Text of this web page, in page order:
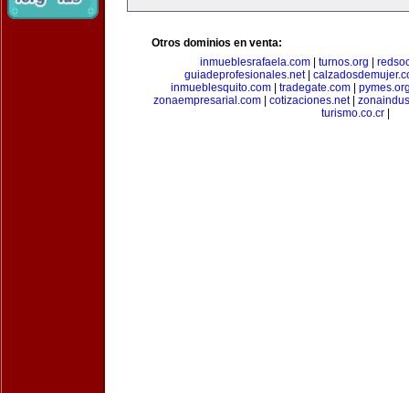
Otros dominios en venta:
inmueblesrafaela.com
turnos.org
guiadeprofesionales.net|
inmueblesquito.com
tradegate.com
zonaempresarial.com| cotizaciones.net|
turismo.co.cr|